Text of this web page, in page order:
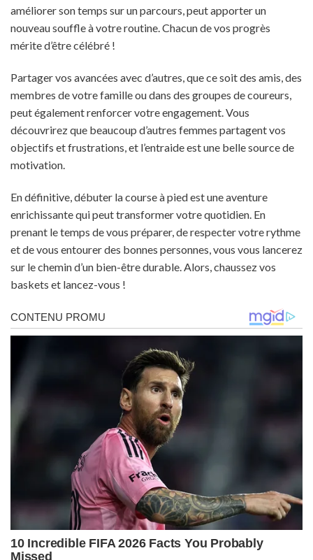
améliorer son temps sur un parcours, peut apporter un
nouveau souffle à votre routine. Chacun de vos progrès
mérite d’être célébré !
Partager vos avancées avec d’autres, que ce soit des amis, des
membres de votre famille ou dans des groupes de coureurs,
peut également renforcer votre engagement. Vous
découvrirez que beaucoup d’autres femmes partagent vos
objectifs et frustrations, et l’entraide est une belle source de
motivation.
En définitive, débuter la course à pied est une aventure
enrichissante qui peut transformer votre quotidien. En
prenant le temps de vous préparer, de respecter votre rythme
et de vous entourer des bonnes personnes, vous vous lancerez
sur le chemin d’un bien-être durable. Alors, chaussez vos
baskets et lancez-vous !